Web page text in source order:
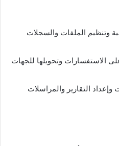
وتنظيم الملفات والسجلات
الاستفسارات وتحويلها للجهات
وإعداد التقارير والمراسلات